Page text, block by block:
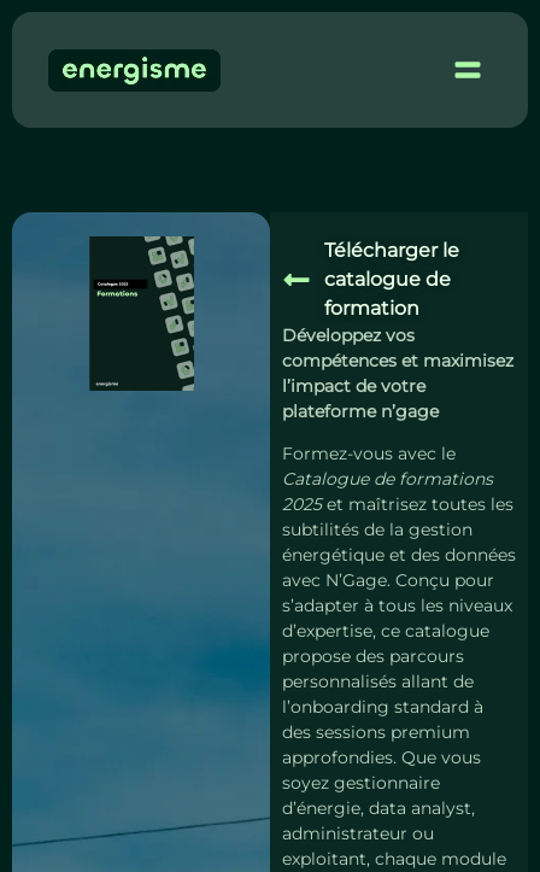
Télécharger le
catalogue de
formation
Développez vos
compétences et maximisez
l’impact de votre
plateforme n’gage
Formez-vous avec le
Catalogue de formations
2025et maîtrisez toutes les
subtilités de la gestion
énergétique et des données
avec N’Gage. Conçu pour
s’adapter à tous les niveaux
d’expertise, ce catalogue
propose des parcours
personnalisés allant de
l’onboarding standard à
des sessions premium
approfondies. Que vous
soyez gestionnaire
d’énergie, data analyst,
administrateur ou
exploitant, chaque module